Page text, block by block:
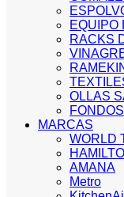
EQUIPO
RACKS
OLLAS
MARCAS
WORLD
AMANA
Metro